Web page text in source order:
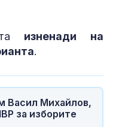
изненади на
.
Васил Михайлов,
за изборите